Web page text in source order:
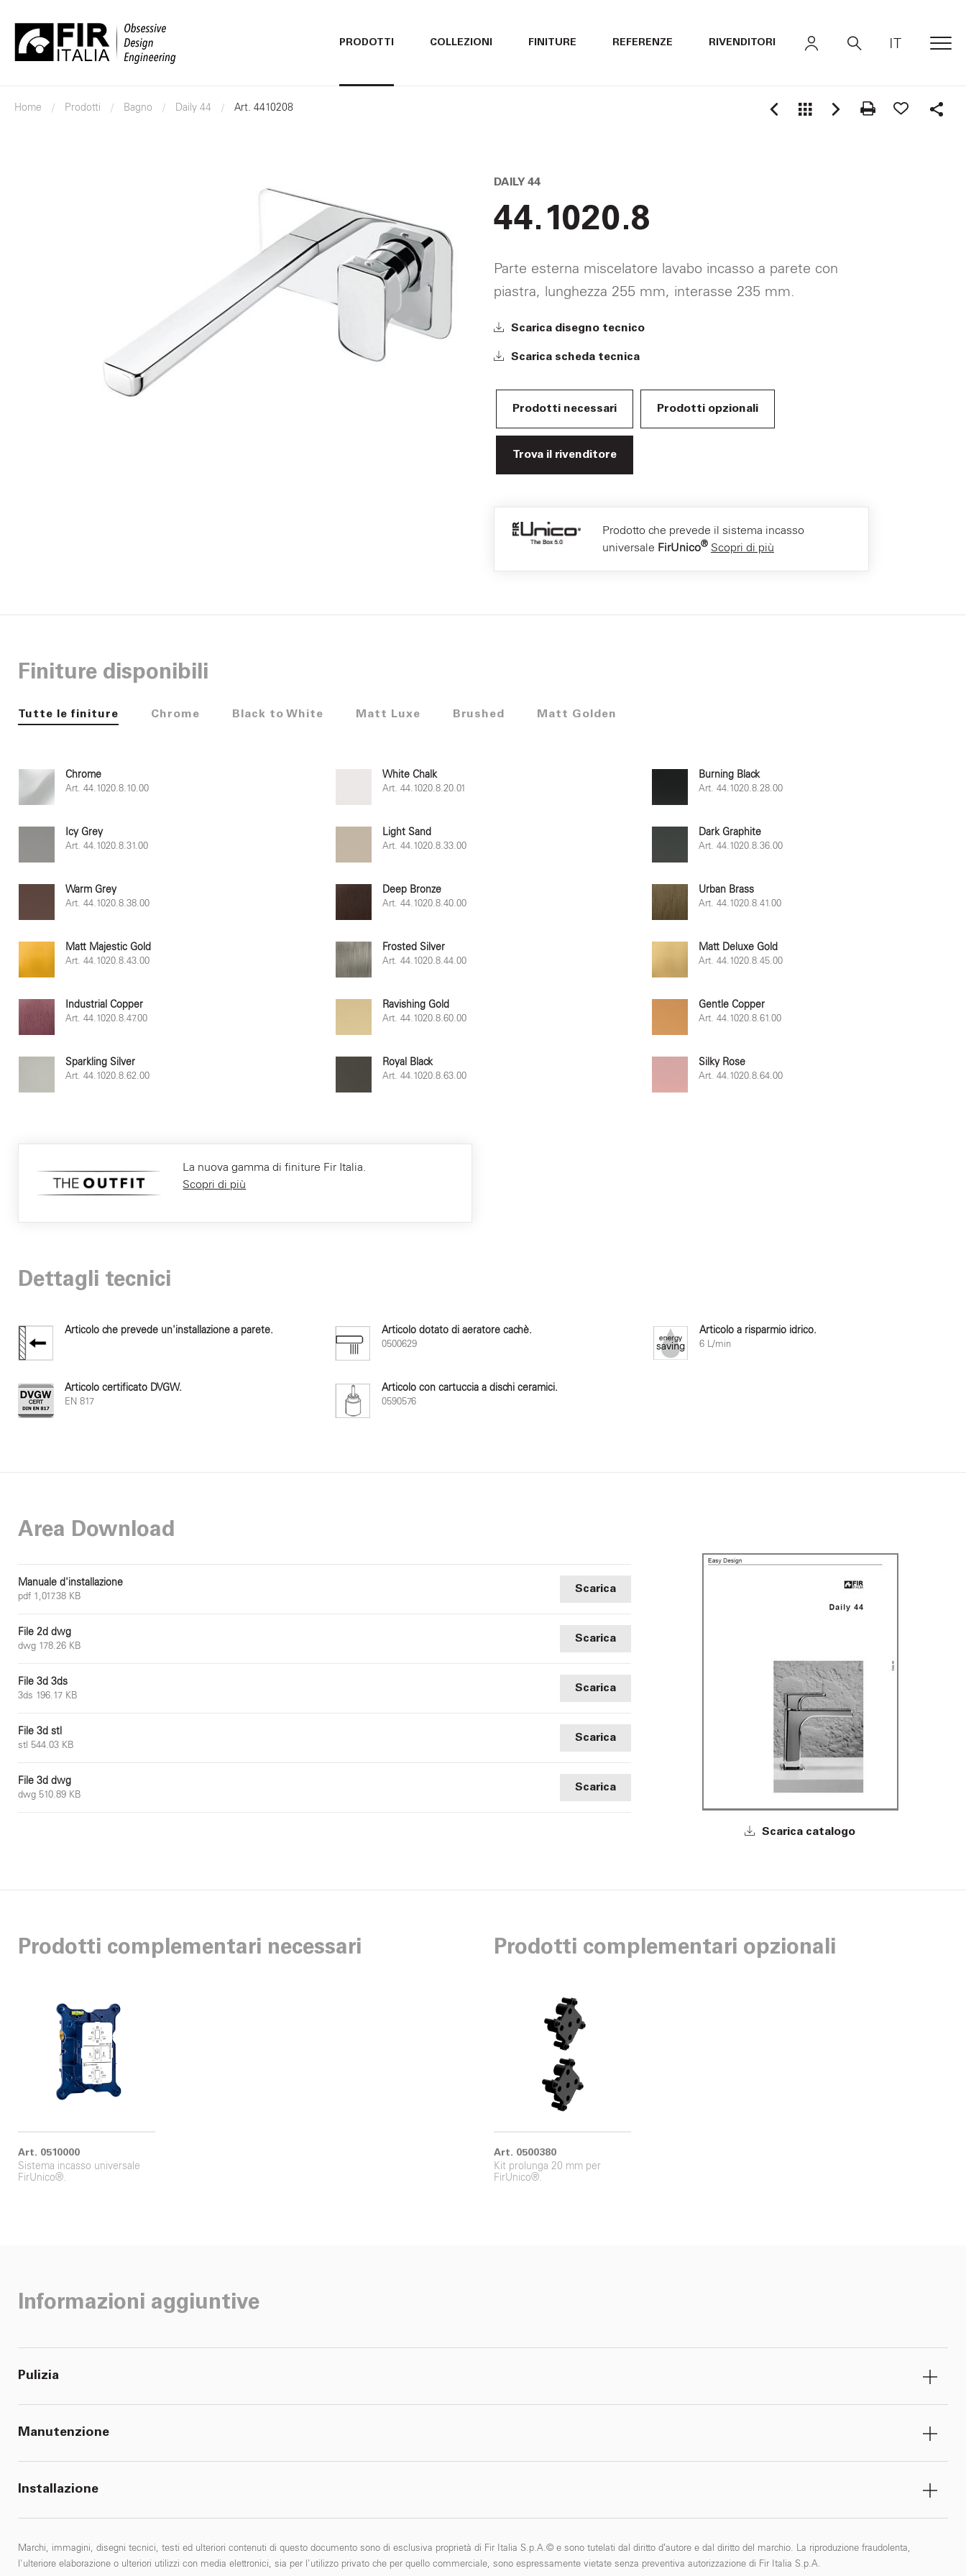
PRODOTTI COLLEZIONI FINITURE REFERENZE RIVENDITORI IT
Home Prodotti Bagno Daily 44 Art. 4410208
Share
DAILY 44
44.1020.8
Parte esterna miscelatore lavabo incasso a parete con
piastra, lunghezza 255 mm, interasse 235 mm.
Scarica disegno tecnico
Scarica scheda tecnica
Prodotti necessari Prodotti opzionali
Trova il rivenditore
Prodotto che prevede il sistema incasso
universale FirUnico® Scopri di più
Finiture disponibili
Tutte le finiture Chrome Black to White Matt Luxe Brushed Matt Golden
Chrome
Art. 44.1020.8.10.00
White Chalk
Art. 44.1020.8.20.01
Burning Black
Art. 44.1020.8.28.00
Icy Grey
Art. 44.1020.8.31.00
Light Sand
Art. 44.1020.8.33.00
Dark Graphite
Art. 44.1020.8.36.00
Warm Grey
Art. 44.1020.8.38.00
Deep Bronze
Art. 44.1020.8.40.00
Urban Brass
Art. 44.1020.8.41.00
Matt Majestic Gold
Art. 44.1020.8.43.00
Frosted Silver
Art. 44.1020.8.44.00
Matt Deluxe Gold
Art. 44.1020.8.45.00
Industrial Copper
Art. 44.1020.8.47.00
Ravishing Gold
Art. 44.1020.8.60.00
Gentle Copper
Art. 44.1020.8.61.00
Sparkling Silver
Art. 44.1020.8.62.00
Royal Black
Art. 44.1020.8.63.00
Silky Rose
Art. 44.1020.8.64.00
La nuova gamma di finiture Fir Italia.
Scopri di più
Dettagli tecnici
Articolo che prevede un'installazione a parete. Articolo dotato di aeratore cachè.
0500629
Articolo a risparmio idrico.
6 L/min
Articolo certificato DVGW.
EN 817
Articolo con cartuccia a dischi ceramici.
0590576
Area Download
Manuale d'installazione
pdf 1,017.38 KB
Scarica
File 2d dwg
dwg 178.26 KB
Scarica
File 3d 3ds
3ds 196.17 KB
Scarica
File 3d stl
stl 544.03 KB
Scarica
File 3d dwg
dwg 510.89 KB
Scarica
Scarica catalogo
Prodotti complementari necessari
Art. 0510000
Sistema incasso universale
FirUnico®.
Prodotti complementari opzionali
Art. 0500380
Kit prolunga 20 mm per
FirUnico®.
Informazioni aggiuntive
Pulizia
Manutenzione
Installazione
Marchi, immagini, disegni tecnici, testi ed ulteriori contenuti di questo documento sono di esclusiva proprietà di Fir Italia S.p.A.© e sono tutelati dal diritto d’autore e dal diritto del marchio. La riproduzione fraudolenta,
l'ulteriore elaborazione o ulteriori utilizzi con media elettronici, sia per l'utilizzo privato che per quello commerciale, sono espressamente vietate senza preventiva autorizzazione di Fir Italia S.p.A.
ITALIANO
ITALIANO